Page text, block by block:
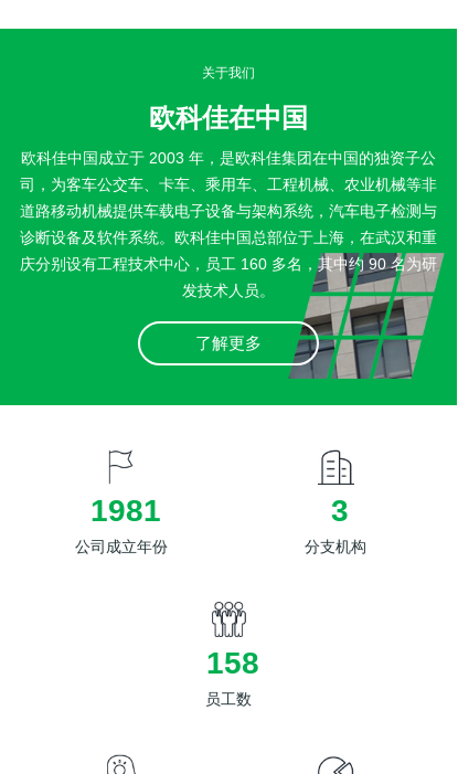
关于我们
欧科佳在中国
欧科佳中国成立于 2003 年，是欧科佳集团在中国的独资子公
司，为客车公交车、卡车、乘用车、工程机械、农业机械等非
道路移动机械提供车载电子设备与架构系统，汽车电子检测与
诊断设备及软件系统。欧科佳中国总部位于上海，在武汉和重
庆分别设有工程技术中心，员工 160 多名，其中约 90 名为研
发技术人员。
了解更多
1996
公司成立年份
3
分支机构
159
员工数